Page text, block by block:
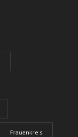
Frauenkreis